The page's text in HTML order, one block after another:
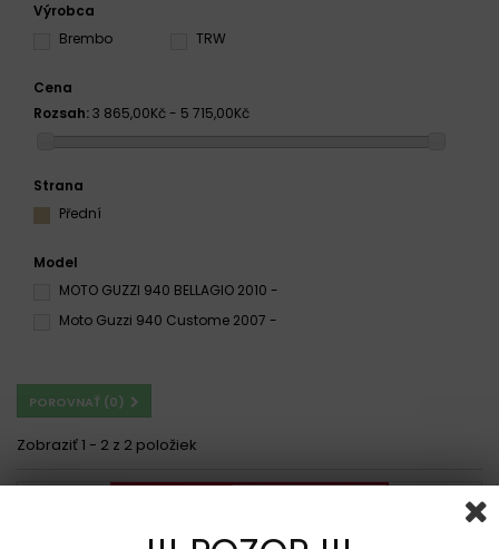
Výrobca
Brembo
TRW
Cena
Rozsah:3 865,00Kč - 5 715,00Kč
Strana
Přední
Model
MOTO GUZZI 940 BELLAGIO 2010 -
Moto Guzzi 940 Custome 2007 -
POROVNAŤ (0)
Zobraziť 1 - 2 z 2 položiek